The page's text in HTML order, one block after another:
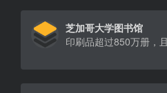
芝加哥大学图书馆
印刷品超过850万册，